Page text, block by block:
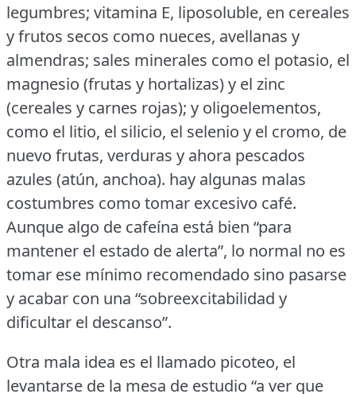
legumbres; vitamina E, liposoluble, en cereales
y frutos secos como nueces, avellanas y
almendras; sales minerales como el potasio, el
magnesio (frutas y hortalizas) y el zinc
(cereales y carnes rojas); y oligoelementos,
como el litio, el silicio, el selenio y el cromo, de
nuevo frutas, verduras y ahora pescados
azules (atún, anchoa). hay algunas malas
costumbres como tomar excesivo café.
Aunque algo de cafeína está bien “para
mantener el estado de alerta”, lo normal no es
tomar ese mínimo recomendado sino pasarse
y acabar con una “sobreexcitabilidad y
dificultar el descanso”.
Otra mala idea es el llamado picoteo, el
levantarse de la mesa de estudio “a ver que